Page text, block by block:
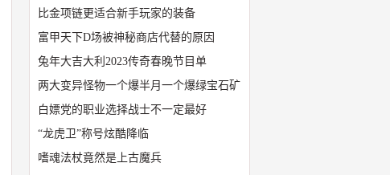
比金项链更适合新手玩家的装备
富甲天下D场被神秘商店代替的原因
兔年大吉大利2023传奇春晚节目单
两大变异怪物一个爆半月一个爆绿宝石矿
白嫖党的职业选择战士不一定最好
“龙虎卫”称号炫酷降临
嗜魂法杖竟然是上古魔兵